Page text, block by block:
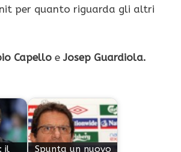
per quanto riguarda gli altri
Capello eJosep Guardiola.
il
Spunta un nuovo